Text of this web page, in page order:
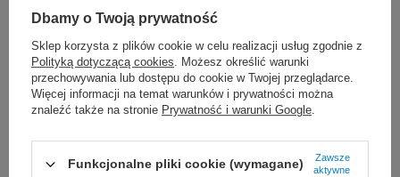
0,5 x 25 więcej
Dostępny
WYBIERZ WARIANT
19,00 zł
k. męska/ męska
Dostępny
WYBIERZ WARIANT
2,70 zł
Dbamy o Twoją prywatność
Sklep korzysta z plików cookie w celu realizacji usług zgodnie z
Polityką dotyczącą cookies. Możesz określić warunki
przechowywania lub dostępu do cookie w Twojej przeglądarce.
Więcej informacji na temat warunków i prywatności można
znaleźć także na stronie Prywatność i warunki Google.
Funkcjonalne pliki cookie (wymagane)
Zawsze
aktywne